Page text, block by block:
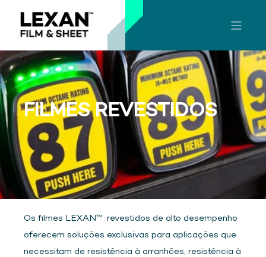
FILMES REVESTIDOS
Os filmes LEXAN™ revestidos de alto desempenho
oferecem soluções exclusivas para aplicações que
necessitam de resistência à arranhões, resistência à